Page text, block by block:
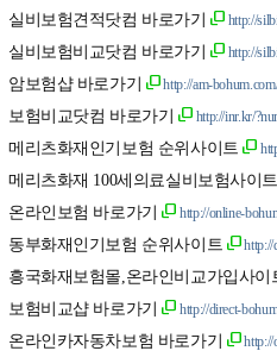
실비보험견적닷컴 바로가기 http://
실비보험비교닷컴 바로가기 http://
암보험샵 바로가기 http://am-
보험비교닷컴 바로가기 http://inr.kr/
메리츠화재인기보험 순위사이트
메리츠화재 100세의료실비보험사이트
온라인보험 바로가기 http://online-
동부화재인기보험 순위사이트 http://
흥국화재보험몰,온라인비교가입사
보험비교샵 바로가기 http://direct-
온라인카자동차보험 바로가기 http://